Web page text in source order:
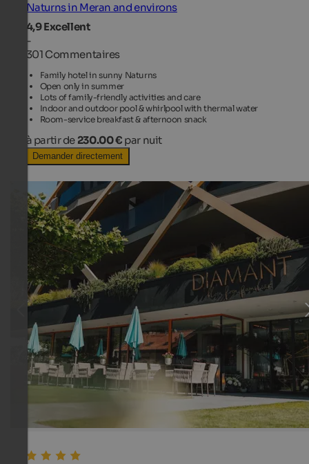
Naturns in Meran and environs
4,9Excellent
-
301 Commentaires
Family hotel in sunny Naturns
Open only in summer
Lots of family-friendly activities and care
Indoor and outdoor pool & whirlpool with thermal water
Room-service breakfast & afternoon snack
à partir de 230.00 € par nuit
Demander directement